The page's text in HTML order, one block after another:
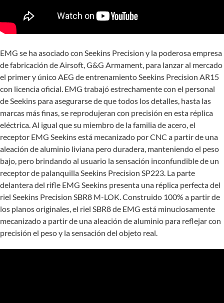
EMG se ha asociado con Seekins Precision y la poderosa empresa
de fabricación de Airsoft, G&G Armament, para lanzar al mercado
el primer y único AEG de entrenamiento Seekins Precision AR15
con licencia oficial. EMG trabajó estrechamente con el personal
de Seekins para asegurarse de que todos los detalles, hasta las
marcas más finas, se reprodujeran con precisión en esta réplica
eléctrica. Al igual que su miembro de la familia de acero, el
receptor EMG Seekins está mecanizado por CNC a partir de una
aleación de aluminio liviana pero duradera, manteniendo el peso
bajo, pero brindando al usuario la sensación inconfundible de un
receptor de palanquilla Seekins Precision SP223. La parte
delantera del rifle EMG Seekins presenta una réplica perfecta del
riel Seekins Precision SBR8 M-LOK. Construido 100% a partir de
los planos originales, el riel SBR8 de EMG está minuciosamente
mecanizado a partir de una aleación de aluminio para reflejar con
precisión el peso y la sensación del objeto real.